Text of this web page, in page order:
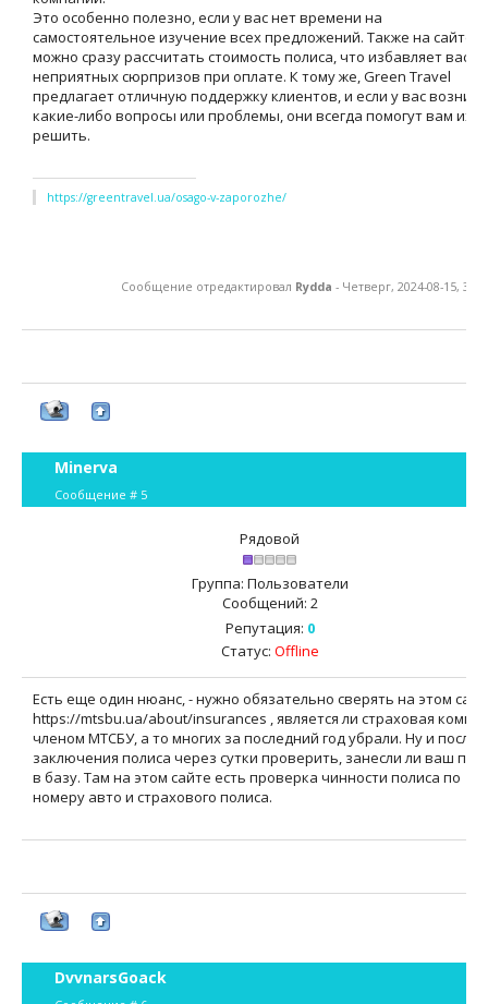
Это особенно полезно, если у вас нет времени на
самостоятельное изучение всех предложений. Также на сайте
можно сразу рассчитать стоимость полиса, что избавляет вас от
неприятных сюрпризов при оплате. К тому же, Green Travel
предлагает отличную поддержку клиентов, и если у вас
какие-либо вопросы или проблемы, они всегда помогут вам их
решить.
https://greentravel.ua/osago-v-zaporozhe/
Сообщение отредактировал Rydda - Четверг, 2024-08-15,
Minerva
Сообщение # 5
Рядовой
Группа: Пользователи
Сообщений: 2
Репутация: 0
Статус: Offline
Есть еще один нюанс, - нужно обязательно сверять на этом
https://mtsbu.ua/about/insurances , является ли страховая
членом МТСБУ, а то многих за последний год убрали. Ну и после
заключения полиса через сутки проверить, занесли ли ваш
в базу. Там на этом сайте есть проверка чинности полиса по
номеру авто и страхового полиса.
DvvnarsGoack